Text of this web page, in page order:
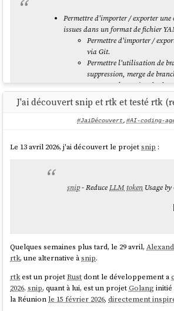
Merci à mon amie CC de m'avoir mise sur la
Permettre d'importer / exporter une
issues dans un format de fichier
Permettre d'importer /
via Git.
Permettre l'utilisation de
suppression, merge de
Permettre la gestion des
l'interface web.
Visualisation web des diff
branches.
en décembre
pourquoi les développeurs s'intéressent à la
et pas avant ? J'ai commencé à rédiger des
Le 15 mars dernier, j'ai créédes commandes
create.md,issue-pull.md,issue-
J'ai découvert snip et rtk et testé rtk
#JaiDécouvert, #AI-coding-
Le 13 avril 2026, j'ai découvert le projetsnip :
snip- ReduceLLMtoken Usage
Quelques semaines plus tard, le 29 avril,
rtk, une alternative àsnip.
rtkest un projetRustdont le développement a
2026.snip, quant à lui, est un projetGolang
la Réunion le 15 février 2026,directement